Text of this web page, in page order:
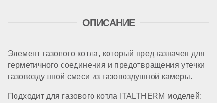
ОПИСАНИЕ
Элемент газового котла, который предназначен для
герметичного соединения и предотвращения утечки
газовоздушной смеси из газовоздушной камеры.
Подходит для газового котла ITALTHERM моделей: